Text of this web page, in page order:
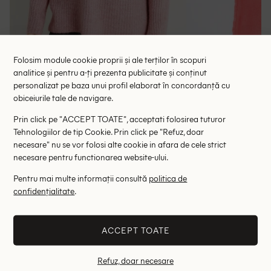
Pulover C&A, roz
51.35 lei 79.00 lei
RRP: 169.00 lei
XXL
- 82%
Folosim module cookie proprii și ale terților în scopuri
analitice și pentru a-ți prezenta publicitate și conținut
personalizat pe baza unui profil elaborat în concordanță cu
obiceiurile tale de navigare.
Prin click pe "ACCEPT TOATE", acceptati folosirea tuturor
Tehnologiilor de tip Cookie. Prin click pe "Refuz, doar
necesare" nu se vor folosi alte cookie in afara de cele strict
necesare pentru functionarea website-ului.
Pentru mai multe informații consultă politica de
confidențialitate.
ACCEPT TOATE
Refuz, doar necesare